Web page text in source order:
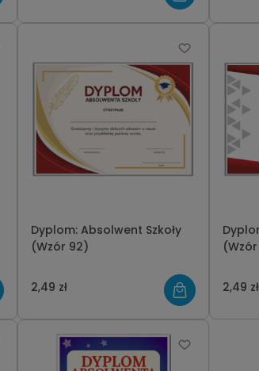
Dyplom: Absolwent Szkoły
(Wzór 92)
2,49 zł 2,49 zł